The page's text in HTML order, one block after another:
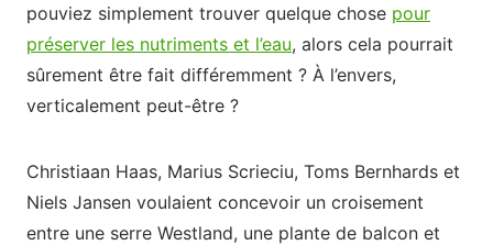
pouviez simplement trouver quelque chose pour
préserver les nutriments et l’eau, alors cela pourrait
sûrement être fait différemment ? À l’envers,
verticalement peut-être ?
Christiaan Haas, Marius Scrieciu, Toms Bernhards et
Niels Jansen voulaient concevoir un croisement
entre une serre Westland, une plante de balcon et